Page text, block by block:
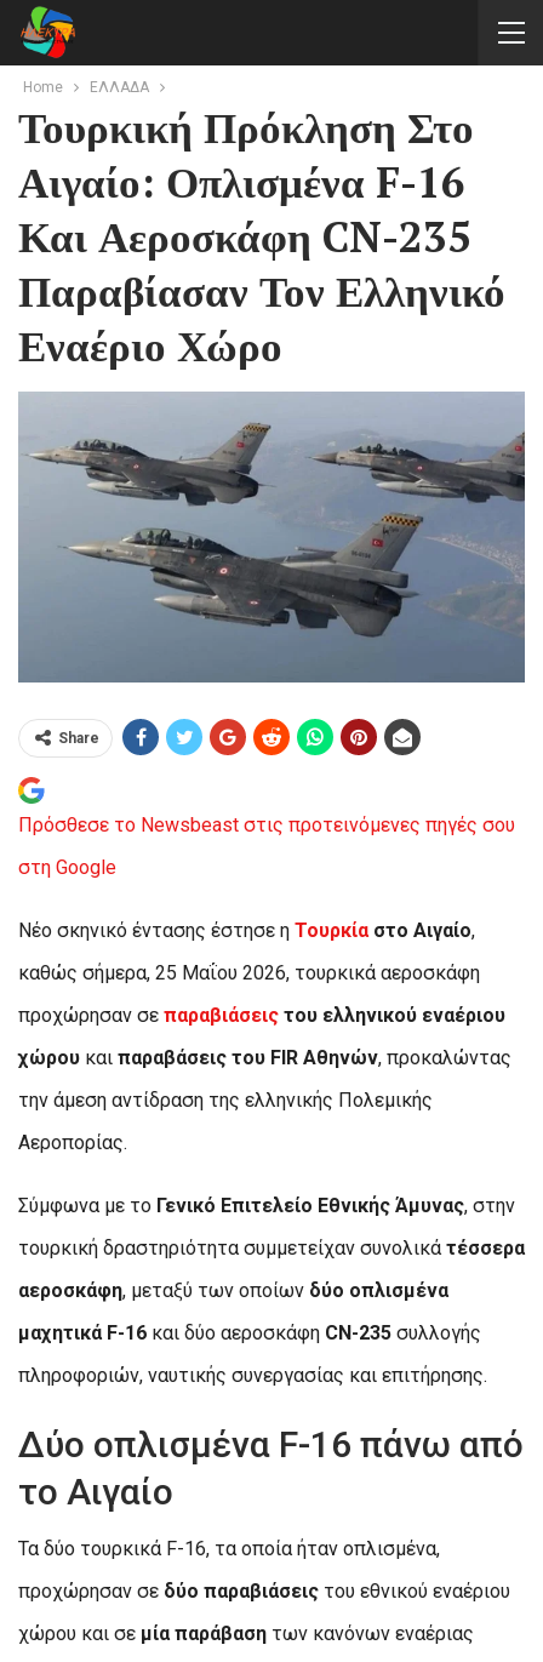
Home ΕΛΛΑΔΑ
Τουρκική Πρόκληση Στο
Αιγαίο: Οπλισμένα F-16
Και Αεροσκάφη CN-235
Παραβίασαν Τον Ελληνικό
Εναέριο Χώρο
Share
Πρόσθεσε το Newsbeast στις προτεινόμενες πηγές σου
στη Google
Νέο σκηνικό έντασης έστησε η Τουρκία στο Αιγαίο,
καθώς σήμερα, 25 Μαΐου 2026, τουρκικά αεροσκάφη
προχώρησαν σε παραβιάσεις του ελληνικού εναέριου
χώρου και παραβάσεις του FIR Αθηνών, προκαλώντας
την άμεση αντίδραση της ελληνικής Πολεμικής
Αεροπορίας.
Σύμφωνα με το Γενικό Επιτελείο Εθνικής Άμυνας, στην
τουρκική δραστηριότητα συμμετείχαν συνολικά τέσσερα
αεροσκάφη, μεταξύ των οποίων δύο οπλισμένα
μαχητικά F-16 και δύο αεροσκάφη CN-235 συλλογής
πληροφοριών, ναυτικής συνεργασίας και επιτήρησης.
Δύο οπλισμένα F-16 πάνω από
το Αιγαίο
Τα δύο τουρκικά F-16, τα οποία ήταν οπλισμένα,
προχώρησαν σε δύο παραβιάσεις του εθνικού εναέριου
χώρου και σε μία παράβαση των κανόνων εναέριας